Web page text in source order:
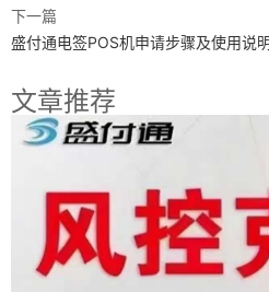
下一篇
盛付通电签POS机申请步骤及使用说
文章推荐